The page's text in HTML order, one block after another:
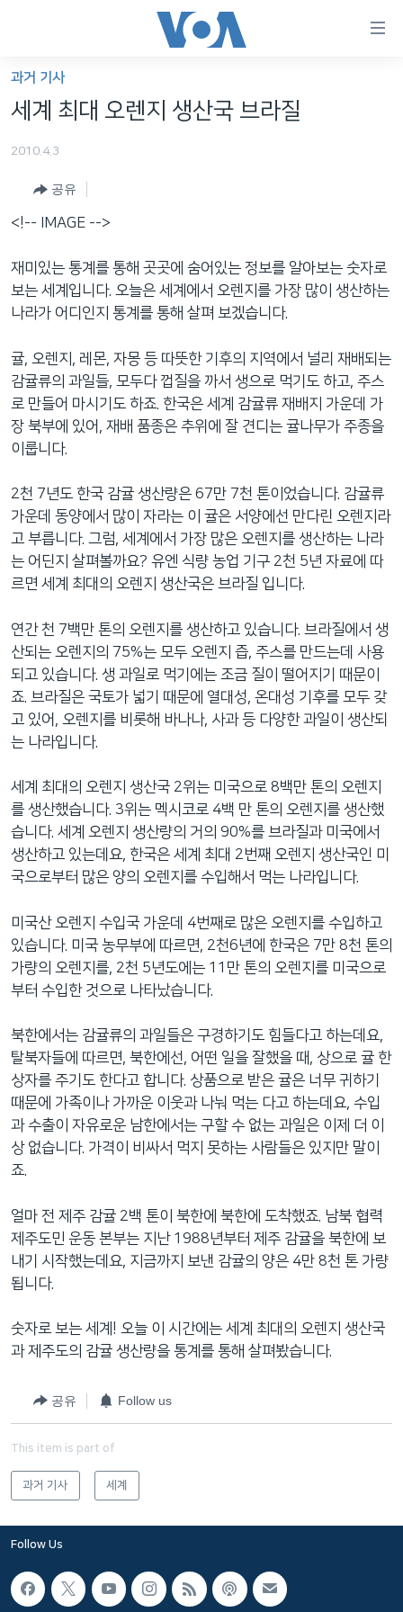
가
능
텐
로
메
네
이
션
검
VOD
라디오
프로그램
주파수 안내
과거 기사
세계 최대 오렌지 생산국 브라질
2010.4.3
공유
<!-- IMAGE -->
재미있는 통계를 통해 곳곳에 숨어있는 정보를 알아보는 숫자로
보는 세계입니다. 오늘은 세계에서 오렌지를 가장 많이 생산하는
나라가 어디인지 통계를 통해 살펴 보겠습니다.
귤, 오렌지, 레몬, 자몽 등 따뜻한 기후의 지역에서 널리 재배되는
감귤류의 과일들, 모두다 껍질을 까서 생으로 먹기도 하고, 주스
로 만들어 마시기도 하죠. 한국은 세계 감귤류 재배지 가운데 가
장 북부에 있어, 재배 품종은 추위에 잘 견디는 귤나무가 주종을
이룹니다.
2천 7년도 한국 감귤 생산량은 67만 7천 톤이었습니다. 감귤류
가운데 동양에서 많이 자라는 이 귤은 서양에선 만다린 오렌지라
고 부릅니다. 그럼, 세계에서 가장 많은 오렌지를 생산하는 나라
는 어딘지 살펴볼까요? 유엔 식량 농업 기구 2천 5년 자료에 따
르면 세계 최대의 오렌지 생산국은 브라질 입니다.
연간 천 7백만 톤의 오렌지를 생산하고 있습니다. 브라질에서 생
산되는 오렌지의 75%는 모두 오렌지 즙, 주스를 만드는데 사용
되고 있습니다. 생 과일로 먹기에는 조금 질이 떨어지기 때문이
죠. 브라질은 국토가 넓기 때문에 열대성, 온대성 기후를 모두 갖
고 있어, 오렌지를 비롯해 바나나, 사과 등 다양한 과일이 생산되
는 나라입니다.
세계 최대의 오렌지 생산국 2위는 미국으로 8백만 톤의 오렌지
를 생산했습니다. 3위는 멕시코로 4백 만 톤의 오렌지를 생산했
습니다. 세계 오렌지 생산량의 거의 90%를 브라질과 미국에서
생산하고 있는데요, 한국은 세계 최대 2번째 오렌지 생산국인 미
국으로부터 많은 양의 오렌지를 수입해서 먹는 나라입니다.
미국산 오렌지 수입국 가운데 4번째로 많은 오렌지를 수입하고
있습니다. 미국 농무부에 따르면, 2천6년에 한국은 7만 8천 톤의
가량의 오렌지를, 2천 5년도에는 11만 톤의 오렌지를 미국으로
부터 수입한 것으로 나타났습니다.
북한에서는 감귤류의 과일들은 구경하기도 힘들다고 하는데요,
탈북자들에 따르면, 북한에선, 어떤 일을 잘했을 때, 상으로 귤 한
상자를 주기도 한다고 합니다. 상품으로 받은 귤은 너무 귀하기
때문에 가족이나 가까운 이웃과 나눠 먹는 다고 하는데요, 수입
과 수출이 자유로운 남한에서는 구할 수 없는 과일은 이제 더 이
상 없습니다. 가격이 비싸서 먹지 못하는 사람들은 있지만 말이
죠.
얼마 전 제주 감귤 2백 톤이 북한에 북한에 도착했죠. 남북 협력
제주도민 운동 본부는 지난 1988년부터 제주 감귤을 북한에 보
내기 시작했는데요, 지금까지 보낸 감귤의 양은 4만 8천 톤 가량
됩니다.
숫자로 보는 세계! 오늘 이 시간에는 세계 최대의 오렌지 생산국
과 제주도의 감귤 생산량을 통계를 통해 살펴봤습니다.
공유 Follow us
This item is part of
과거 기사 세계
Follow Us